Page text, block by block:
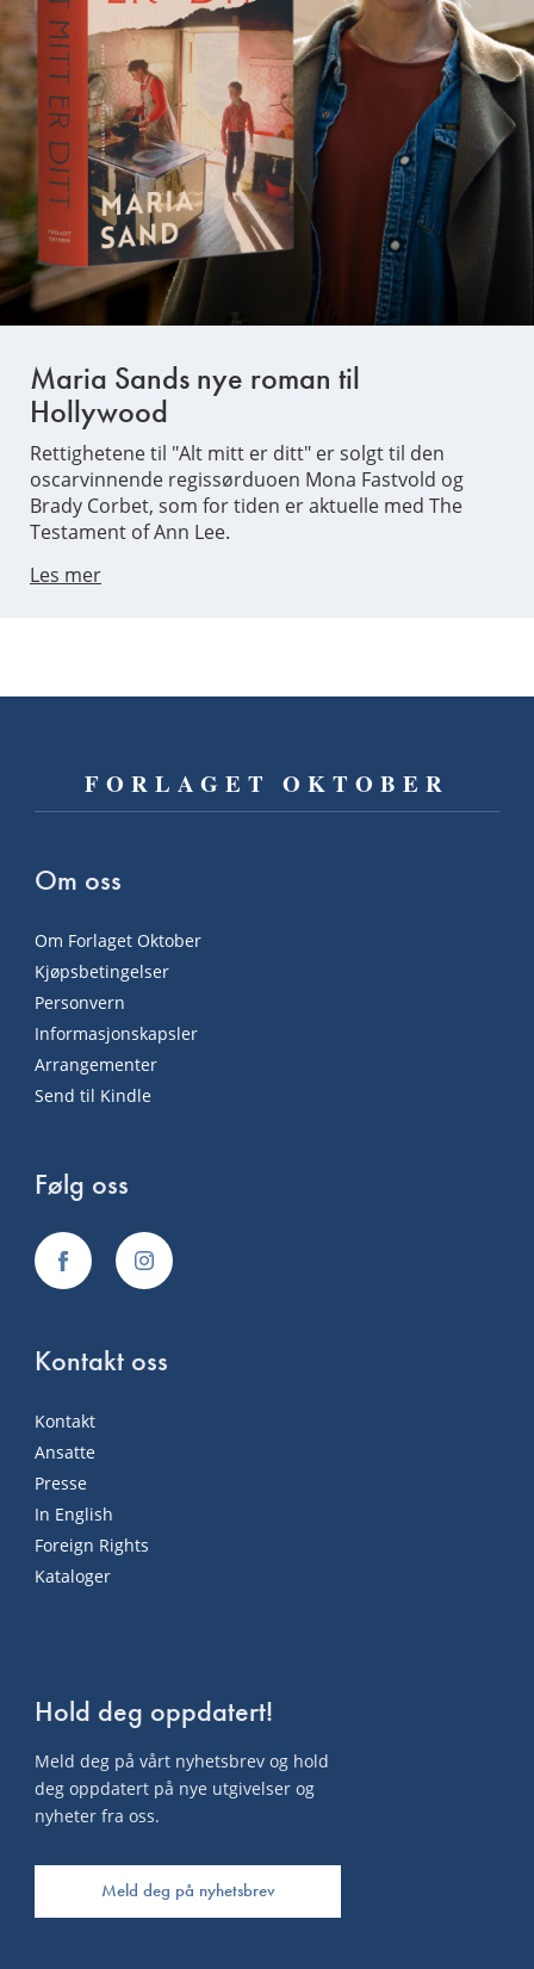
Maria Sands nye roman til
Hollywood
Rettighetene til "Alt mitt er ditt" er solgt til den
oscarvinnende regissørduoen Mona Fastvold og
Brady Corbet, som for tiden er aktuelle med The
Testament of Ann Lee.
Les mer
FORLAGET OKTOBER
Om oss
Om Forlaget Oktober
Kjøpsbetingelser
Personvern
Informasjonskapsler
Arrangementer
Send til Kindle
Følg oss
Kontakt oss
Kontakt
Ansatte
Presse
In English
Foreign Rights
Kataloger
Hold deg oppdatert!
Meld deg på vårt nyhetsbrev og hold
deg oppdatert på nye utgivelser og
nyheter fra oss.
Meld deg på nyhetsbrev